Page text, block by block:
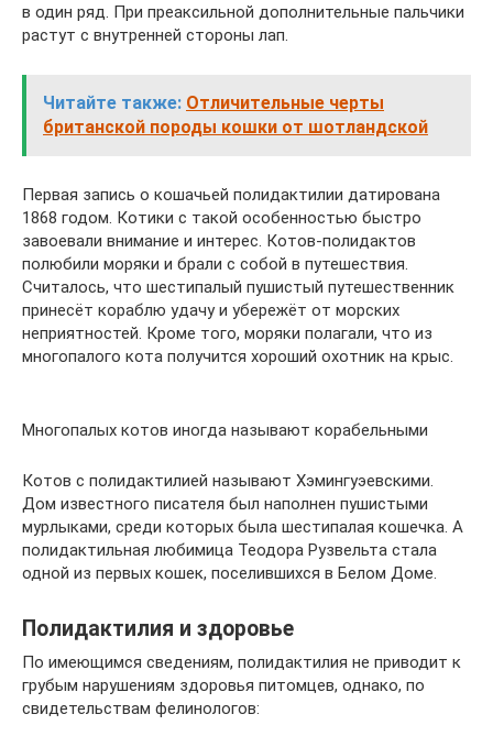
в один ряд. При преаксильной дополнительные пальчики
растут с внутренней стороны лап.
Читайте также: Отличительные черты
британской породы кошки от шотландской
Первая запись о кошачьей полидактилии датирована
1868 годом. Котики с такой особенностью быстро
завоевали внимание и интерес. Котов-полидактов
полюбили моряки и брали с собой в путешествия.
Считалось, что шестипалый пушистый путешественник
принесёт кораблю удачу и убережёт от морских
неприятностей. Кроме того, моряки полагали, что из
многопалого кота получится хороший охотник на крыс.
Многопалых котов иногда называют корабельными
Котов с полидактилией называют Хэмингуэевскими.
Дом известного писателя был наполнен пушистыми
мурлыками, среди которых была шестипалая кошечка. А
полидактильная любимица Теодора Рузвельта стала
одной из первых кошек, поселившихся в Белом Доме.
Полидактилия и здоровье
По имеющимся сведениям, полидактилия не приводит к
грубым нарушениям здоровья питомцев, однако, по
свидетельствам фелинологов: